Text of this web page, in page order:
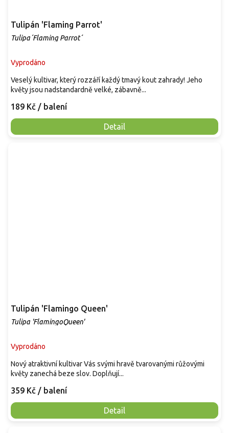
Tulipán 'Flaming Parrot'
Tulipa´Flaming Parrot´
Vyprodáno
189 Kč / balení
Detail
Veselý kultivar, který rozzáří každý tmavý kout zahrady! Jeho
květy jsou nadstandardně velké, zábavně...
Tulipán 'Flamingo Queen'
Tulipa 'FlamingoQueen'
Vyprodáno
359 Kč / balení
Detail
Nový atraktivní kultivar Vás svými hravě tvarovanými růžovými
květy zanechá beze slov. Doplňují...